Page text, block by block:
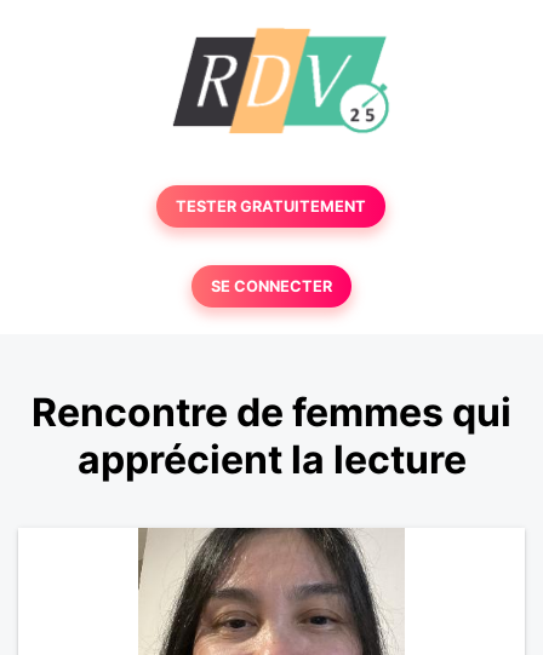
TESTER GRATUITEMENT
SE CONNECTER
Rencontre de femmes qui
apprécient la lecture